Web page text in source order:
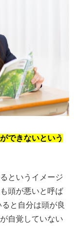
できないという
というイメージ
頭が悪いと呼ば
と自分は頭が良
自覚していない